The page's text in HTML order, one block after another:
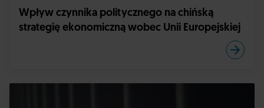
Wpływ czynnika politycznego na chińską
strategię ekonomiczną wobec Unii Europejskiej